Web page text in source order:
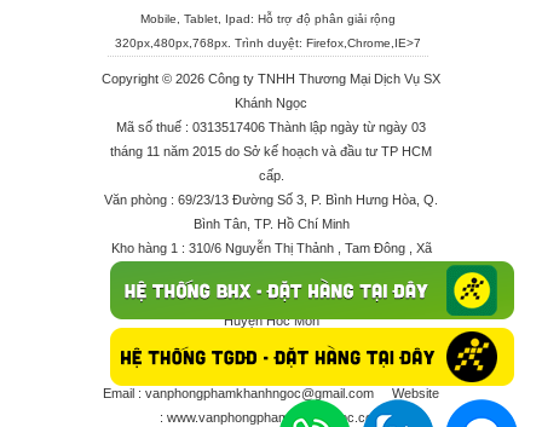
Mobile, Tablet, Ipad: Hỗ trợ độ phân giải rộng
320px,480px,768px. Trình duyệt: Firefox,Chrome,IE>7
Copyright © 2026 Công ty TNHH Thương Mại Dịch Vụ SX
Khánh Ngọc
Mã số thuế : 0313517406 Thành lập ngày từ ngày 03
tháng 11 năm 2015 do Sở kế hoạch và đầu tư TP HCM
cấp.
Văn phòng : 69/23/13 Đường Số 3, P. Bình Hưng Hòa, Q.
Bình Tân, TP. Hồ Chí Minh
Kho hàng 1 : 310/6 Nguyễn Thị Thảnh , Tam Đông , Xã
Kho hàng 2 : 68/2X Ấp Đông 1 , Xã Thới Tam Thôn ,
Huyện Hóc Môn
Điện thoại : 028 625 66506 - 0909 682 189 - 082 7158
413 - 096 298 10 17 - 0961 208 617
Email : vanphongphamkhanhngoc@gmail.com
Website
: www.vanphongphamkhanhngoc.com